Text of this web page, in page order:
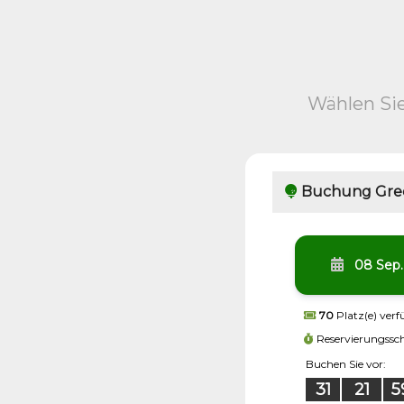
Wählen
Buchung
08
70 Platz(e)
Buchen Sie vor:
31 21